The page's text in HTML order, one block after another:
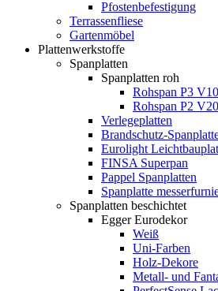
Pfostenbefestigung
Terrassenfliese
Gartenmöbel
Plattenwerkstoffe
Spanplatten
Spanplatten roh
Rohspan P3
Rohspan P2 V20
Verlegeplatten
Brandschutz-
Eurolight
FINSA Superpan
Pappel Spanplatten
Spanplatte
Spanplatten beschichtet
Egger Eurodekor
Weiß
Uni-Farben
Holz-Dekore
Metall- und